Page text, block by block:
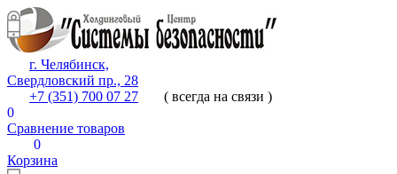
г. Челябинск,
Свердловский пр., 28
+7 (351) 700 07 27
( всегда на связи )
0
Сравнение товаров
0
Корзина